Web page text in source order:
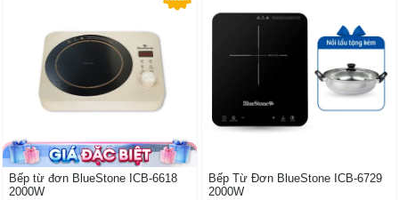
Bếp từ đơn BlueStone ICB-6618
2000W
Bếp Từ Đơn BlueStone ICB-6729
2000W